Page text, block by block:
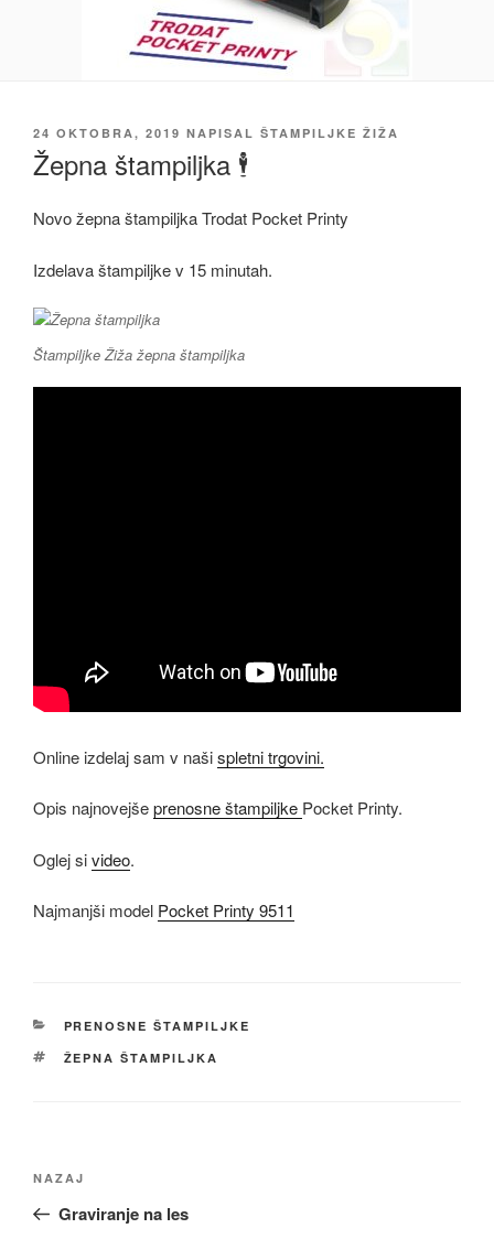
OBJAVLJENO
DNE
24 OKTOBRA, 2019 NAPISAL ŠTAMPILJKE ŽIŽA
Žepna štampiljka 🕴️
Novo žepna štampiljka Trodat Pocket Printy
Izdelava štampiljke v 15 minutah.
Štampiljke Žiža žepna štampiljka
Online izdelaj sam v našispletni trgovini.
Opis najnovejšeprenosne štampiljke Pocket Printy.
Oglej sivideo.
Najmanjši model Pocket Printy 9511
KATEGORIJE
PRENOSNE ŠTAMPILJKE
OZNAKE
ŽEPNA ŠTAMPILJKA
Prejšnji
prispevek
NAZAJ
Graviranje na les